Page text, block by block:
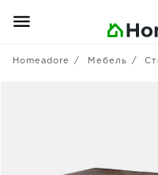
Homeadore Мебель